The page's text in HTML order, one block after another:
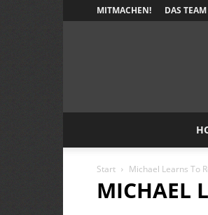
MITMACHEN! DAS TEAM
Start Michael Learns To
MICHAEL